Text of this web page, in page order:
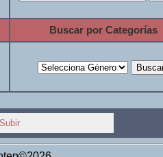
Buscar por Categorías
Subir